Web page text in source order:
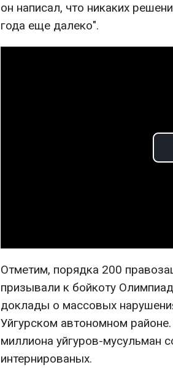
он написал, что никаких
года еще далеко".
Отметим, порядка 200
призывали к бойкоту
доклады о массовых
Уйгурском автономном
миллиона уйгуров-мусульман
интернированых.